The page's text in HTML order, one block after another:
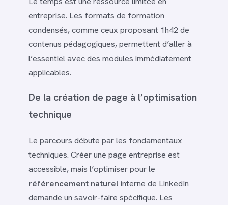
entreprise. Les formats de formation
condensés, comme ceux proposant 1h42 de
contenus pédagogiques, permettent d’aller à
l’essentiel avec des modules immédiatement
applicables.
De la création de page à l’optimisation
technique
Le parcours débute par les fondamentaux
techniques. Créer une page entreprise est
accessible, mais l’optimiser pour le
référencement naturel interne de LinkedIn
demande un savoir-faire spécifique. Les